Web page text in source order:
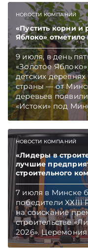
НОВОСТИ КОМПАНИЙ
«Пустить корни и
Яблоко»
9 июля, в день
«Золотое
детских
страны — от
деревьев
«Истоки» под
деревне и в
мастер-классы в
НОВОСТИ КОМПАНИЙ
«Лидеры в
лучшие
строительного
7 июля в Минске
победители XХIII
на соискание
строительстве
2026».
состоялась в